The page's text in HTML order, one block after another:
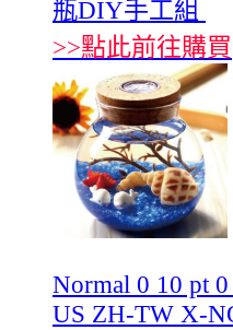
瓶DIY手工組
>>點此前往購買
Normal 0 10 pt
US ZH-TW X-